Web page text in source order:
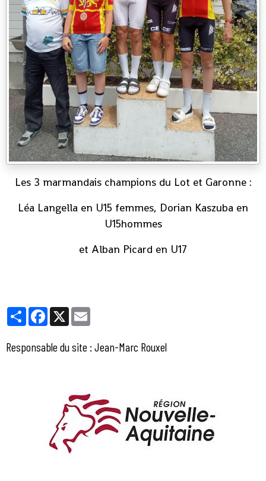
Les 3 marmandais champions du Lot et Garonne :
Léa Langella en U15 femmes, Dorian Kaszuba en
U15hommes
et Alban Picard en U17
PartagerFacebook
X
Responsable du site : Jean-Marc Rouxel